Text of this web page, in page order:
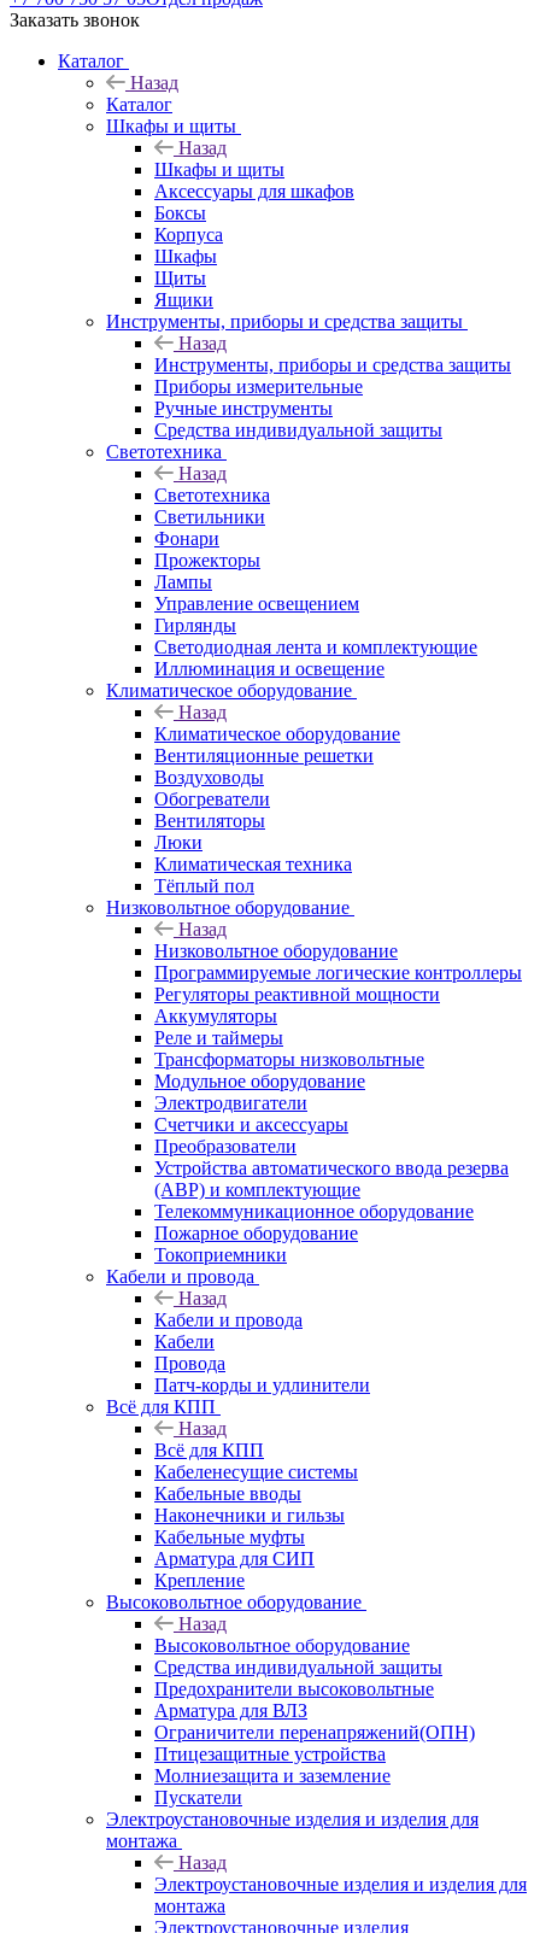
Заказать звонок
Каталог
Назад
Каталог
Шкафы и щиты
Назад
Шкафы и щиты
Аксессуары для шкафов
Боксы
Корпуса
Шкафы
Щиты
Ящики
Инструменты, приборы и средства защиты
Назад
Инструменты, приборы и средства защиты
Приборы измерительные
Ручные инструменты
Средства индивидуальной защиты
Светотехника
Назад
Светотехника
Светильники
Фонари
Прожекторы
Лампы
Управление освещением
Гирлянды
Светодиодная лента и комплектующие
Иллюминация и освещение
Климатическое оборудование
Назад
Климатическое оборудование
Вентиляционные решетки
Воздуховоды
Обогреватели
Вентиляторы
Люки
Климатическая техника
Тёплый пол
Низковольтное оборудование
Назад
Низковольтное оборудование
Программируемые логические контроллеры
Регуляторы реактивной мощности
Аккумуляторы
Реле и таймеры
Трансформаторы низковольтные
Модульное оборудование
Электродвигатели
Счетчики и аксессуары
Преобразователи
Устройства автоматического ввода резерва
(АВР) и комплектующие
Телекоммуникационное оборудование
Пожарное оборудование
Токоприемники
Кабели и провода
Назад
Кабели и провода
Кабели
Провода
Патч-корды и удлинители
Всё для КПП
Назад
Всё для КПП
Кабеленесущие системы
Кабельные вводы
Наконечники и гильзы
Кабельные муфты
Арматура для СИП
Крепление
Высоковольтное оборудование
Назад
Высоковольтное оборудование
Средства индивидуальной защиты
Предохранители высоковольтные
Арматура для ВЛЗ
Ограничители перенапряжений(ОПН)
Птицезащитные устройства
Молниезащита и заземление
Пускатели
Электроустановочные изделия и изделия для
монтажа
Назад
Электроустановочные изделия и изделия для
монтажа
Электроустановочные изделия